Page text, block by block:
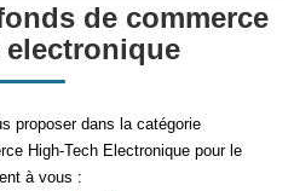
AGENCE
Surface min
de commerce
proposer dans la catégorie
High-Tech Electronique pour le
à vous :